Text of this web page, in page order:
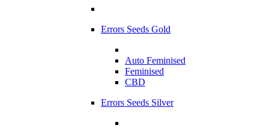
Errors Seeds Gold
Auto Feminised
Feminised
CBD
Errors Seeds Silver